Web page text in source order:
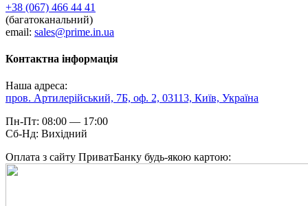
+38 (067) 466 44 41
(багатоканальний)
email: sales@prime.in.ua
Контактна інформація
Наша адреса:
пров. Артилерійський, 7Б, оф. 2, 03113, Київ, Україна
Пн-Пт: 08:00 — 17:00
Сб-Нд: Вихідний
Оплата з сайту ПриватБанку будь-якою картою: